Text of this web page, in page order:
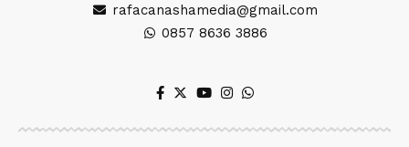
rafacanashamedia@gmail.com
0857 8636 3886